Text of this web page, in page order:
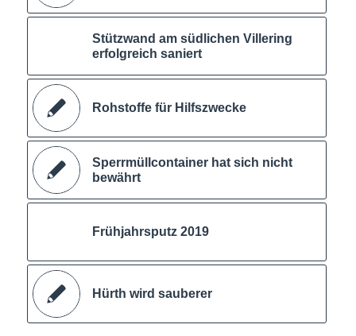
Stützwand am südlichen Villering
erfolgreich saniert
Rohstoffe für Hilfszwecke
Sperrmüllcontainer hat sich nicht
bewährt
Frühjahrsputz 2019
Hürth wird sauberer